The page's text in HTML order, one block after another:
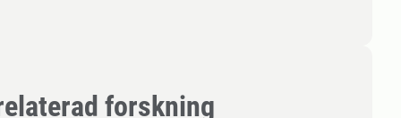
forskning